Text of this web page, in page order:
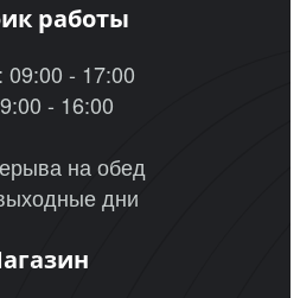
работы
09:00 - 17:00
- 16:00
на обед
дни